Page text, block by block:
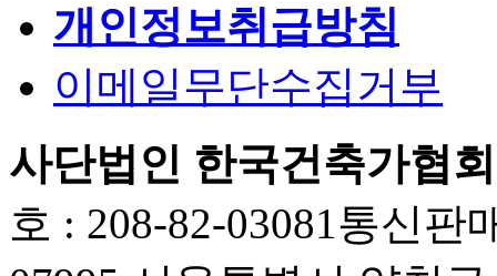
개인정보취급방침
이메일무단수집거부
사단법인 한국건축가협회
호 : 208-82-03081 통신판